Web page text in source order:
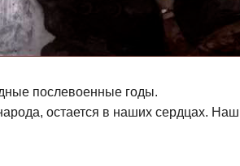
послевоенные годы.
остается в наших сердцах. Наш